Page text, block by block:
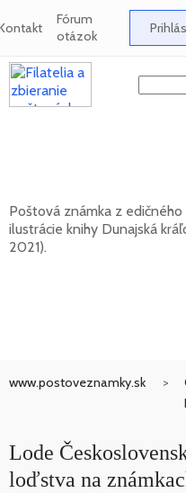
Fórum
otázok
Poštová známka z
ilustrácie knihy Dunajská
2021).
www.postoveznamky.sk
Lode
loďstva na